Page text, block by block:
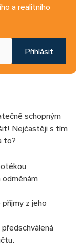
a realitního
Přihlásit
schopným
Nejčastěji s tím
to?
odměnám
z jeho